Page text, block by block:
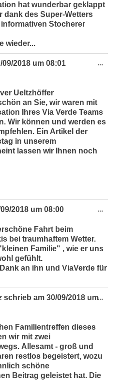
hat wunderbar geklappt
dank des Super-Wetters
Stocherer
wieder...
09/2018 um 08:01
Ueltzhöffer
an Sie, wir waren mit
Ihres Via Verde Teams
. Wir können und werden es
Ein Artikel der
in unserem
lassen wir Ihnen noch
...
2018 um 08:00
Fahrt beim
bei traumhaftem Wetter.
Familie" , wie er uns
gefühlt.
an ihn und ViaVerde für
...
schrieb am 30/09/2018 um
Familientreffen dieses
wir mit zwei
Allesamt - groß und
restlos begeistert, wozu
schöne
Beitrag geleistet hat. Die
...